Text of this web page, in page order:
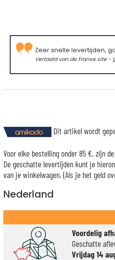
Zeer snelle levertijden,
Vertaald van de Franse site -
Dit artikel wordt
Voor elke bestelling onder 85 €, zijn
De geschatte levertijden kunt je
van je winkelwagen. (Als je het geld
Nederland
Voordelig
Geschatte
Vrijdag 14